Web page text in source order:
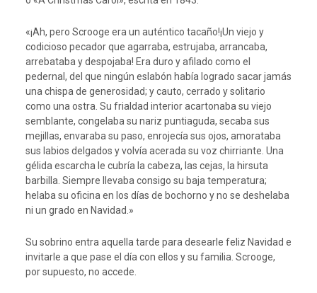
«¡Ah, pero Scrooge era un auténtico tacaño!¡Un viejo y
codicioso pecador que agarraba, estrujaba, arrancaba,
arrebataba y despojaba! Era duro y afilado como el
pedernal, del que ningún eslabón había logrado sacar jamás
una chispa de generosidad; y cauto, cerrado y solitario
como una ostra. Su frialdad interior acartonaba su viejo
semblante, congelaba su nariz puntiaguda, secaba sus
mejillas, envaraba su paso, enrojecía sus ojos, amorataba
sus labios delgados y volvía acerada su voz chirriante. Una
gélida escarcha le cubría la cabeza, las cejas, la hirsuta
barbilla. Siempre llevaba consigo su baja temperatura;
helaba su oficina en los días de bochorno y no se deshelaba
ni un grado en Navidad.»
Su sobrino entra aquella tarde para desearle feliz Navidad e
invitarle a que pase el día con ellos y su familia. Scrooge,
por supuesto, no accede.